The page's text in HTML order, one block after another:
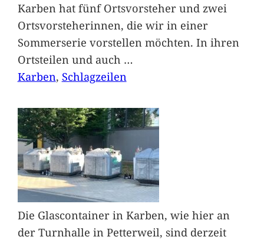
Karben hat fünf Ortsvorsteher und zwei
Ortsvorsteherinnen, die wir in einer
Sommerserie vorstellen möchten. In ihren
Ortsteilen und auch …
Karben, Schlagzeilen
Die Glascontainer in Karben, wie hier an
der Turnhalle in Petterweil, sind derzeit